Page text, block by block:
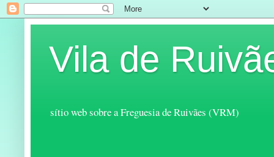
Vila de
sítio web sobre a Freguesia de Ruivães (VRM)